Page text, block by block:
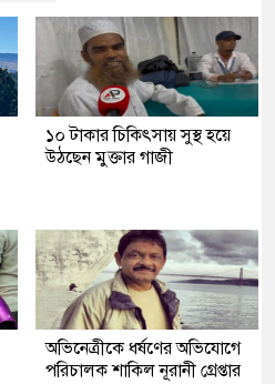
১০ টাকার চিকিৎসায় সুস্থ হয়ে
উঠছেন মুক্তার গাজী
অভিনেত্রীকে ধর্ষণের অভিযোগে
পরিচালক শাকিল নূরানী গ্রেপ্তার